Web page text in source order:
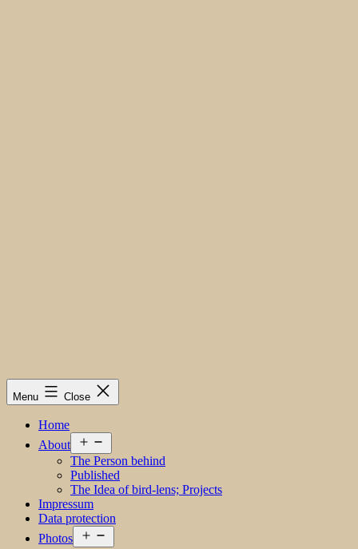
Menu Close
Home
About
menu
The Person behind
Published
The Idea of bird-lens; Projects
Impressum
Data protection
Photos
menu